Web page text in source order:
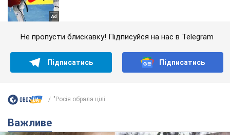
Не пропусти блискавку! Підписуйся на нас в Telegram
Підписатись Підписатись
"Росія обрала цілі...
Важливе